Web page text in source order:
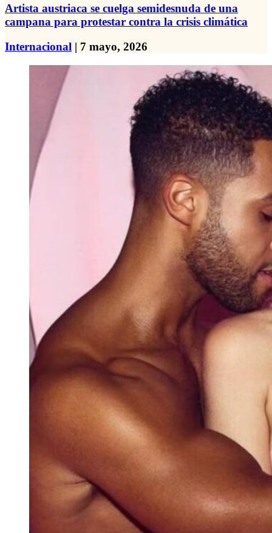
Artista austriaca se cuelga semidesnuda de una
campana para protestar contra la crisis climática
Internacional | 7 mayo, 2026